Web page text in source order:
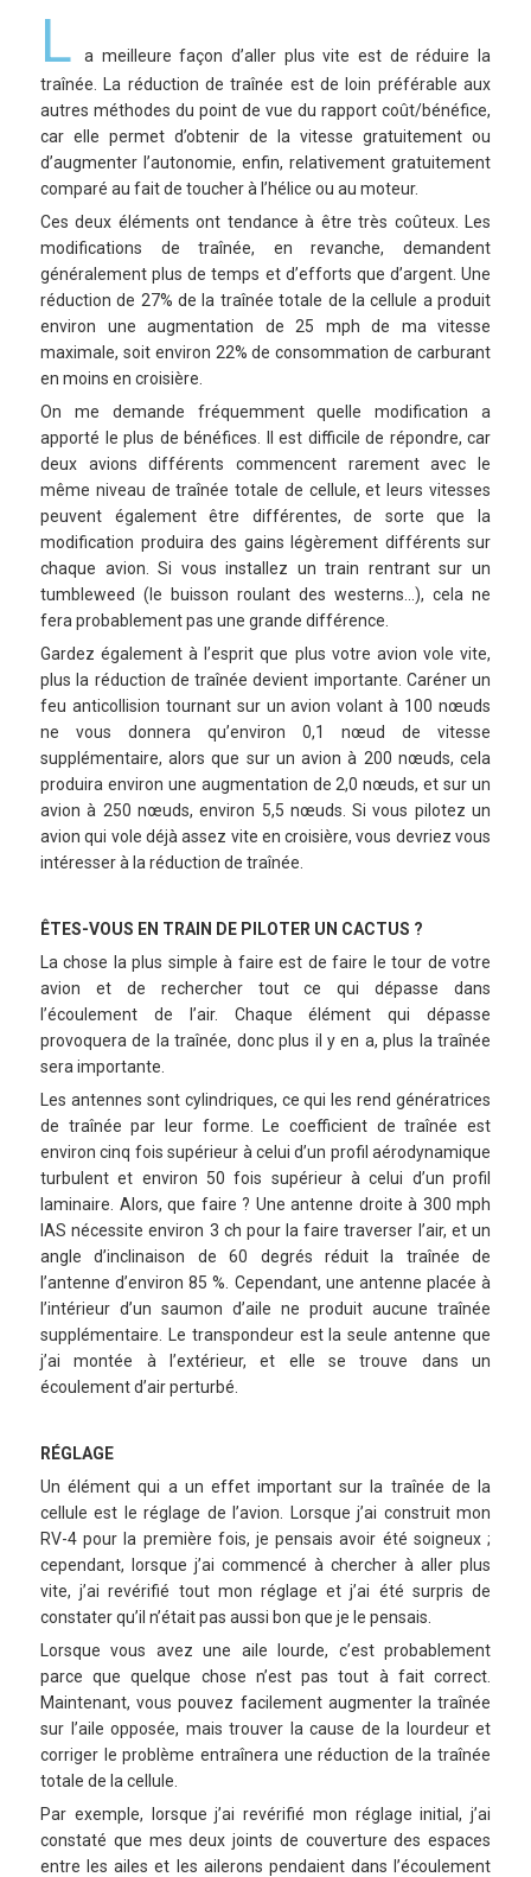
L
a meilleure façon d’aller plus vite est de réduire la
traînée. La réduction de traînée est de loin préférable aux
autres méthodes du point de vue du rapport coût/bénéfice,
car elle permet d’obtenir de la vitesse gratuitement ou
d’augmenter l’autonomie, enfin, relativement gratuitement
comparé au fait de toucher à l’hélice ou au moteur.
Ces deux éléments ont tendance à être très coûteux. Les
modifications de traînée, en revanche, demandent
généralement plus de temps et d’efforts que d’argent. Une
réduction de 27% de la traînée totale de la cellule a produit
environ une augmentation de 25 mph de ma vitesse
maximale, soit environ 22% de consommation de carburant
en moins en croisière.
On me demande fréquemment quelle modification a
apporté le plus de bénéfices. Il est difficile de répondre, car
deux avions différents commencent rarement avec le
même niveau de traînée totale de cellule, et leurs vitesses
peuvent également être différentes, de sorte que la
modification produira des gains légèrement différents sur
chaque avion. Si vous installez un train rentrant sur un
tumbleweed (le buisson roulant des westerns…), cela ne
fera probablement pas une grande différence.
Gardez également à l’esprit que plus votre avion vole vite,
plus la réduction de traînée devient importante. Caréner un
feu anticollision tournant sur un avion volant à 100 nœuds
ne vous donnera qu’environ 0,1 nœud de vitesse
supplémentaire, alors que sur un avion à 200 nœuds, cela
produira environ une augmentation de 2,0 nœuds, et sur un
avion à 250 nœuds, environ 5,5 nœuds. Si vous pilotez un
avion qui vole déjà assez vite en croisière, vous devriez vous
intéresser à la réduction de traînée.
ÊTES-VOUS EN TRAIN DE PILOTER UN CACTUS ?
La chose la plus simple à faire est de faire le tour de votre
avion et de rechercher tout ce qui dépasse dans
l’écoulement de l’air. Chaque élément qui dépasse
provoquera de la traînée, donc plus il y en a, plus la traînée
sera importante.
Les antennes sont cylindriques, ce qui les rend génératrices
de traînée par leur forme. Le coefficient de traînée est
environ cinq fois supérieur à celui d’un profil aérodynamique
turbulent et environ 50 fois supérieur à celui d’un profil
laminaire. Alors, que faire ? Une antenne droite à 300 mph
IAS nécessite environ 3 ch pour la faire traverser l’air, et un
angle d’inclinaison de 60 degrés réduit la traînée de
l’antenne d’environ 85 %. Cependant, une antenne placée à
l’intérieur d’un saumon d’aile ne produit aucune traînée
supplémentaire. Le transpondeur est la seule antenne que
j’ai montée à l’extérieur, et elle se trouve dans un
écoulement d’air perturbé.
RÉGLAGE
Un élément qui a un effet important sur la traînée de la
cellule est le réglage de l’avion. Lorsque j’ai construit mon
RV-4 pour la première fois, je pensais avoir été soigneux ;
cependant, lorsque j’ai commencé à chercher à aller plus
vite, j’ai revérifié tout mon réglage et j’ai été surpris de
constater qu’il n’était pas aussi bon que je le pensais.
Lorsque vous avez une aile lourde, c’est probablement
parce que quelque chose n’est pas tout à fait correct.
Maintenant, vous pouvez facilement augmenter la traînée
sur l’aile opposée, mais trouver la cause de la lourdeur et
corriger le problème entraînera une réduction de la traînée
totale de la cellule.
Par exemple, lorsque j’ai revérifié mon réglage initial, j’ai
constaté que mes deux joints de couverture des espaces
entre les ailes et les ailerons pendaient dans l’écoulement